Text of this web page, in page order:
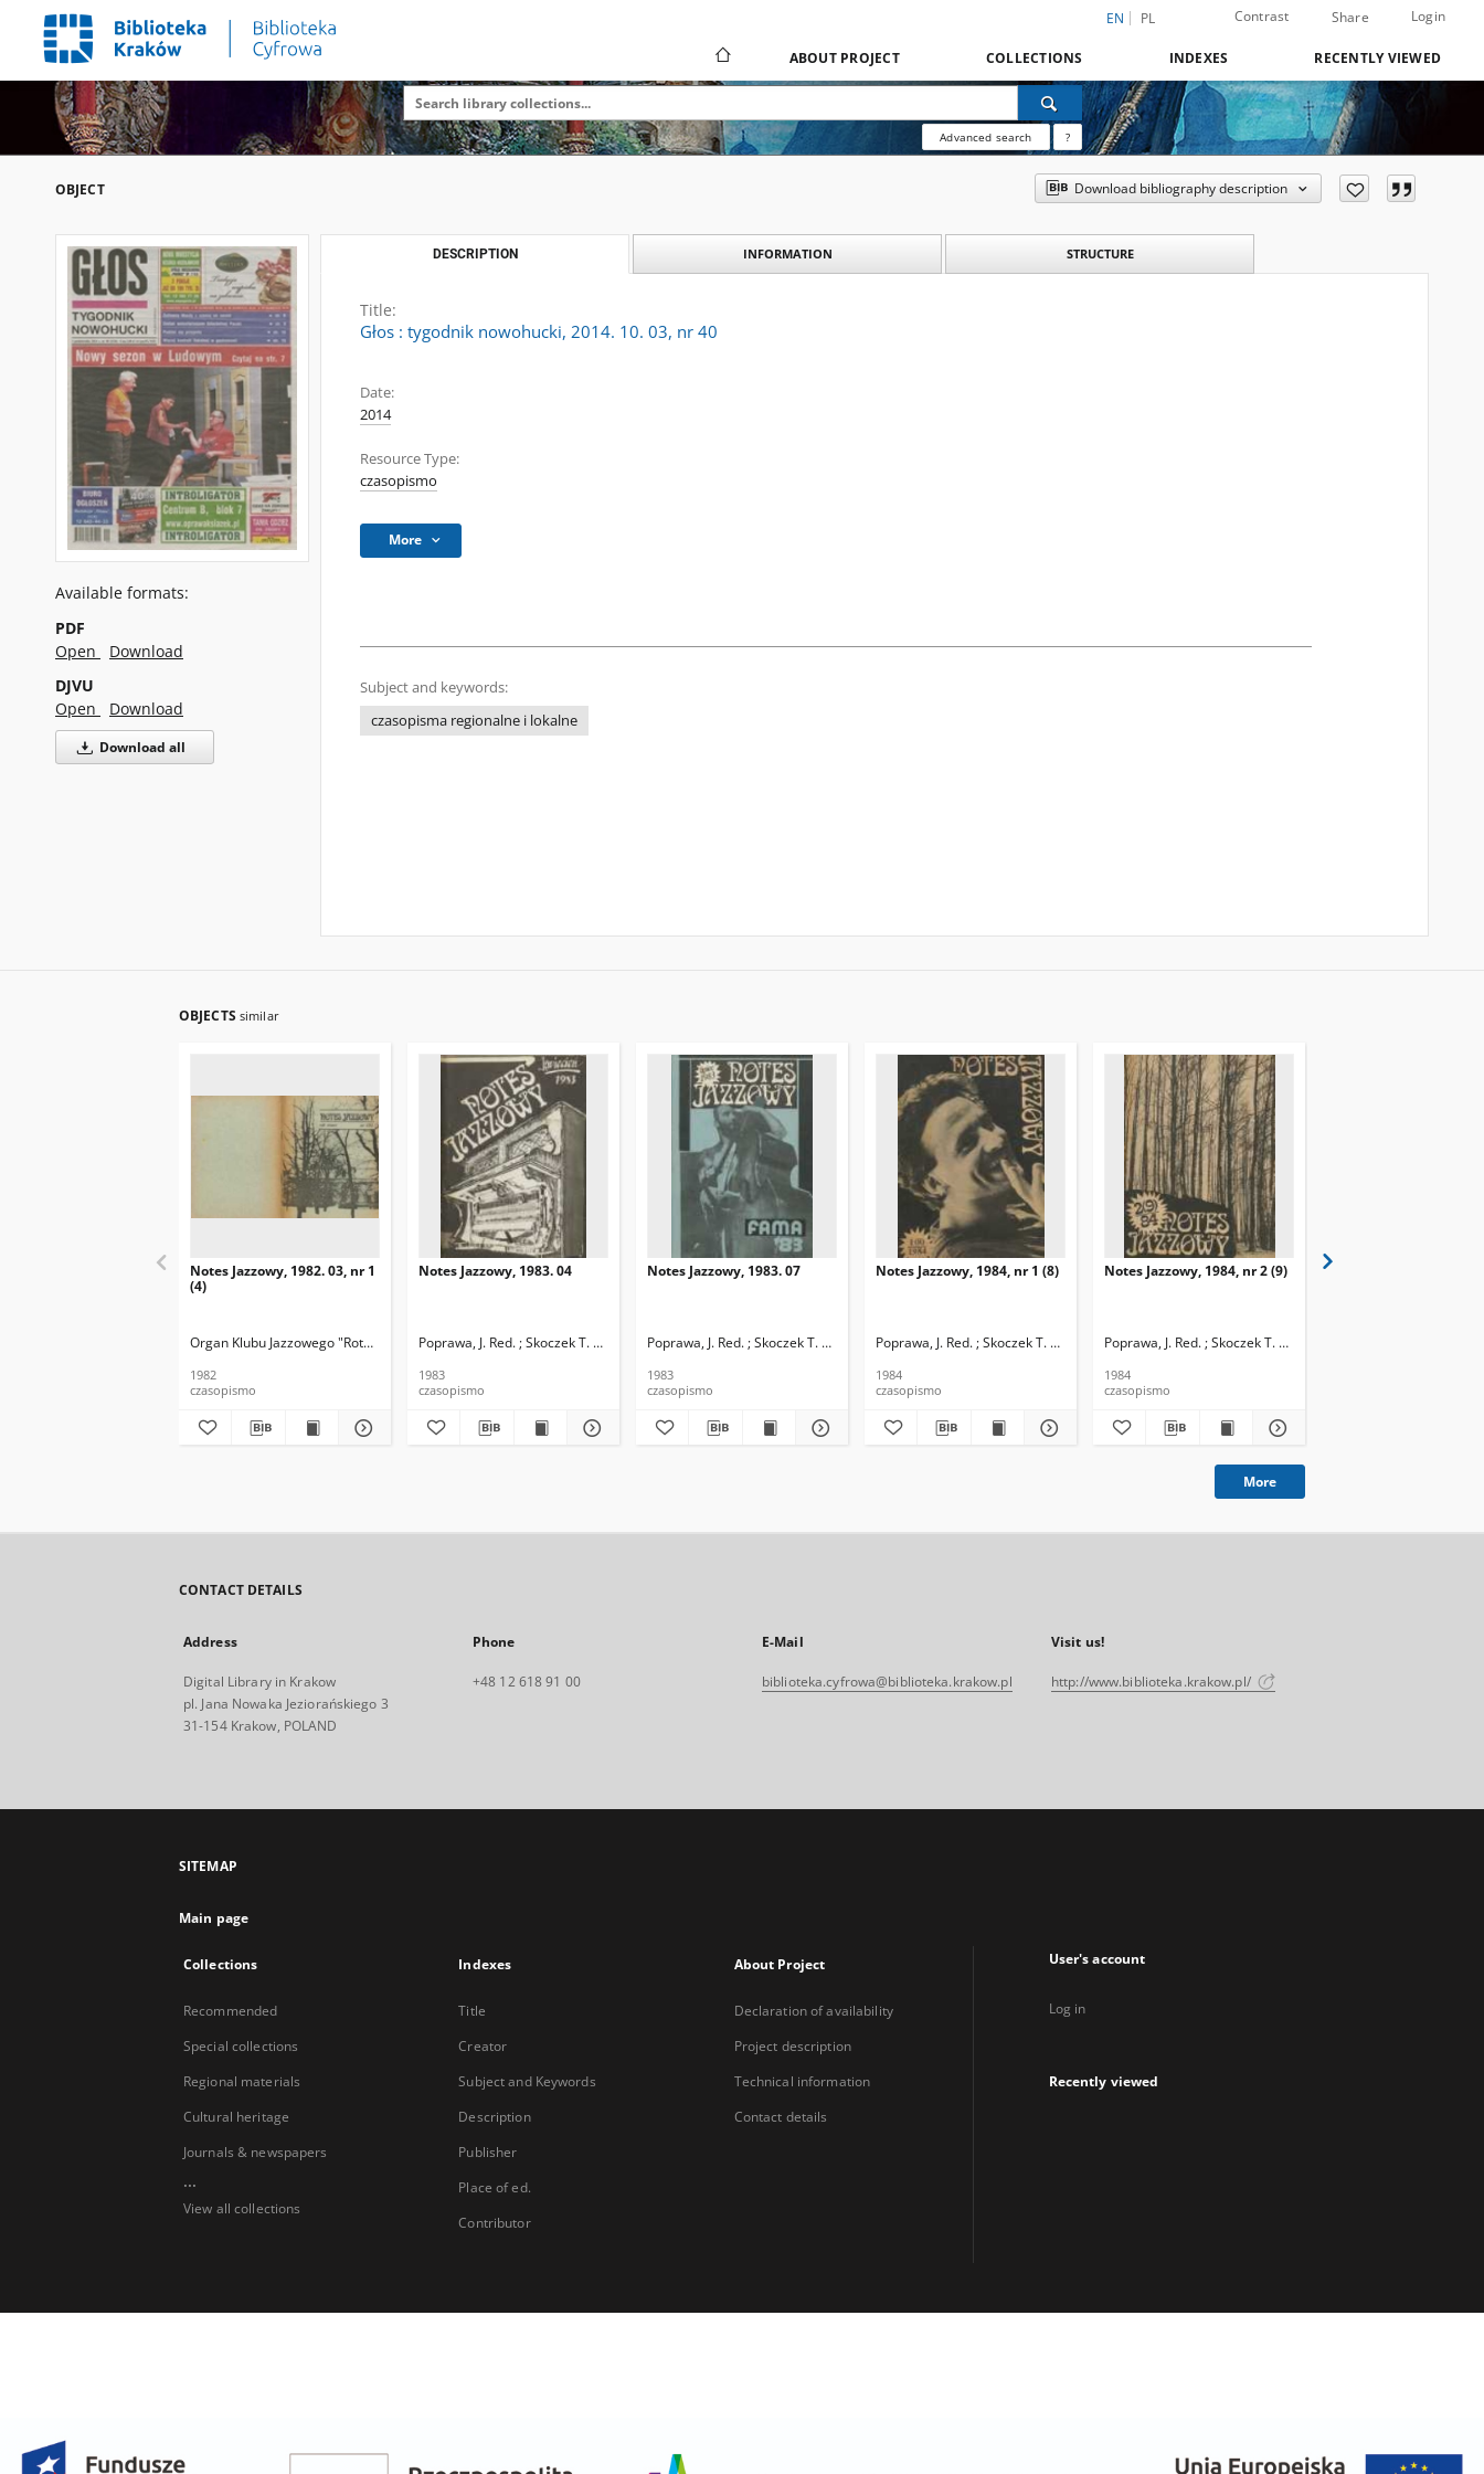
EN PL Contrast Share Login
ABOUT PROJECT COLLECTIONS INDEXES RECENTLY VIEWED
Advanced search ?
OBJECT Download bibliography description
Available formats:
PDF
Open
Download
DJVU
Open
Download
Download all
DESCRIPTION INFORMATION STRUCTURE
Title:
Głos : tygodnik nowohucki, 2014. 10. 03, nr 40
Date:
2014
Resource Type:
czasopismo
More
Subject and keywords:
czasopisma regionalne i lokalne
OBJECTS similar
Notes Jazzowy, 1982. 03, nr 1
(4)
Organ Klubu Jazzowego "Rotunda" Skoczek, T. Red.
1982
czasopismo
Notes Jazzowy, 1983. 04
Poprawa, J. Red. ; Skoczek T. Red.
1983
czasopismo
Notes Jazzowy, 1983. 07
Poprawa, J. Red. ; Skoczek T. Red.
1983
czasopismo
Notes Jazzowy, 1984, nr 1 (8)
Poprawa, J. Red. ; Skoczek T. Red.
1984
czasopismo
Notes Jazzowy, 1984, nr 2 (9)
Poprawa, J. Red. ; Skoczek T. Red.
1984
czasopismo
More
CONTACT DETAILS
Address
Digital Library in Krakow
pl. Jana Nowaka Jeziorańskiego 3
31-154 Krakow, POLAND
Phone
+48 12 618 91 00
E-Mail
biblioteka.cyfrowa@biblioteka.krakow.pl
Visit us!
http://www.biblioteka.krakow.pl/
SITEMAP
Main page
Collections
Recommended
Special collections
Regional materials
Cultural heritage
Journals & newspapers
...
View all collections
Indexes
Title
Creator
Subject and Keywords
Description
Publisher
Place of ed.
Contributor
About Project
Declaration of availability
Project description
Technical information
Contact details
User's account
Log in
Recently viewed